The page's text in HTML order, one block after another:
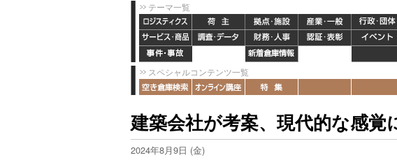
テーマ一覧
スペシャルコンテンツ一覧
建築会社が考案、現代的な感覚
2024年8月9日 (金)